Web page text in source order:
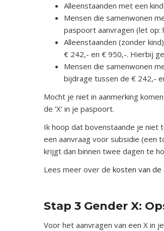
Alleenstaanden met een
Mensen die samenwonen
paspoort aanvragen (let
Alleenstaanden (zonder
€ 242,- en € 950,-. Hierbij
Mensen die samenwonen
bijdrage tussen de € 242,-
Mocht je niet in aanmerking
de ‘X’ in je paspoort.
Ik hoop dat bovenstaande je niet
een aanvraag voor subsidie (een
krijgt dan binnen twee dagen te
Lees meer over de kosten van
Stap 3 Gender X:
Voor het aanvragen van een X in